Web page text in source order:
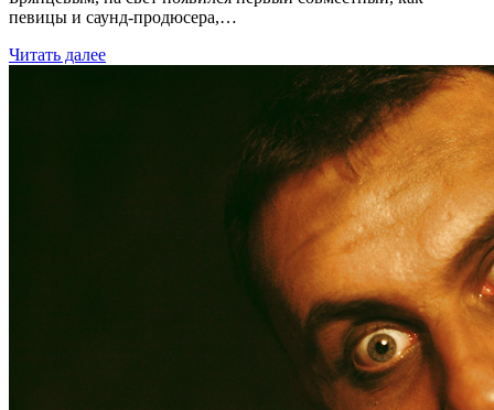
певицы и саунд-продюсера,…
Читать далее